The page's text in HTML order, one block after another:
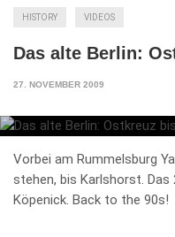
HISTORY VIDEOS
Das alte Berlin:
27. NOVEMBER 2009
Vorbei am Rummelsburg
stehen, bis Karlshorst.
Köpenick. Back to the 90s!